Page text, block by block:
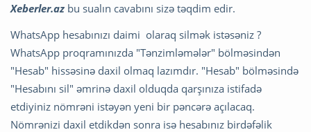
Xeberler.az bu sualın cavabını sizə təqdim edir.
WhatsApp hesabınızı daimi olaraq silmək istəsəniz ?
WhatsApp proqramınızda "Tənzimləmələr" bölməsindən
"Hesab" hissəsinə daxil olmaq lazımdır. "Hesab" bölməsində
"Hesabını sil" əmrinə daxil olduqda qarşınıza istifadə
etdiyiniz nömrəni istəyən yeni bir pəncərə açılacaq.
Nömrənizi daxil etdikdən sonra isə hesabınız birdəfəlik